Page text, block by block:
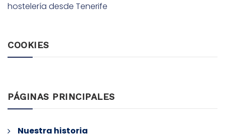
hostelería desde Tenerife
COOKIES
PÁGINAS PRINCIPALES
Nuestra historia